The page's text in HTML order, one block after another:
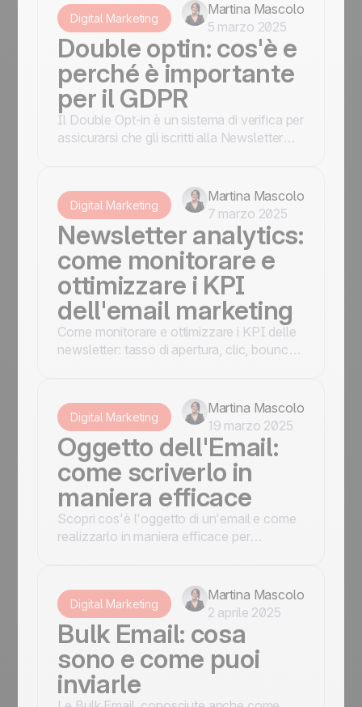
Digital Marketing
Martina Mascolo
5 marzo 2025
Double optin: cos'è e
perché è importante
per il GDPR
Il Double Opt-in è un sistema di verifica per
assicurarsi che gli iscritti alla Newsletter
Digital Marketing
Martina Mascolo
7 marzo 2025
Newsletter analytics:
come monitorare e
ottimizzare i KPI
dell'email marketing
Come monitorare e ottimizzare i KPI delle
newsletter: tasso di apertura, clic, bounce,
Positive User.
Digital Marketing
Martina Mascolo
19 marzo 2025
Oggetto dell'Email:
come scriverlo in
maniera efficace
Scopri cos'è l'oggetto di un'email e come
realizzarlo in maniera efficace per
Digital Marketing
Martina Mascolo
2 aprile 2025
Bulk Email: cosa
sono e come puoi
inviarle